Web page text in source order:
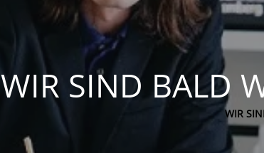
WIR SIND BALD
WIR